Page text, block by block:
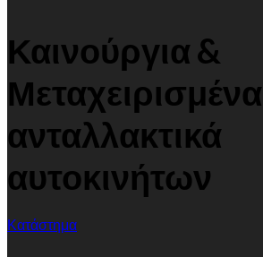
Καινούργια &
Μεταχειρισμένα
ανταλλακτικά
αυτοκινήτων
Κατάστημα